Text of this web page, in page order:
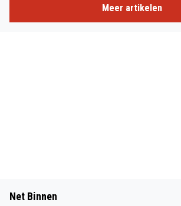
Meer artikelen
Net Binnen